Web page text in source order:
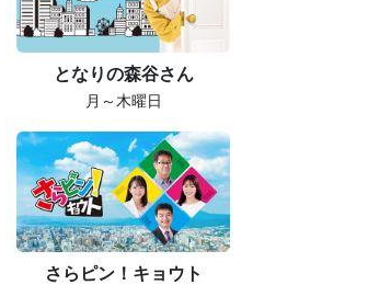
となりの森谷さん
月～木曜日
さらピン！キョウト